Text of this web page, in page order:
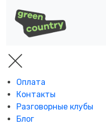
Оплата
Контакты
Разговорные клубы
Блог